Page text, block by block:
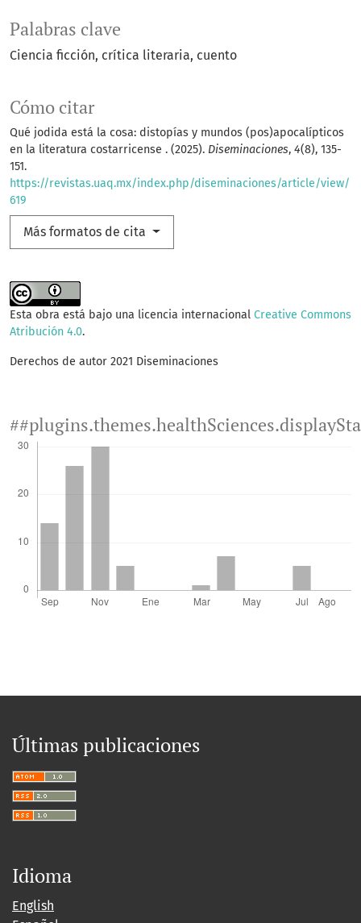
Palabras clave
Ciencia ficción crítica literaria cuento
Cómo citar
Qué jodida está la cosa: distopías y mundos (pos)apocalípticos
en la literatura costarricense . (2025). Diseminaciones, 4(8), 135-
151.
https://revistas.uaq.mx/index.php/diseminaciones/article/view/
619
Más formatos de cita
Esta obra está bajo una licencia internacional Creative Commons
Atribución 4.0.
Derechos de autor 2021 Diseminaciones
Últimas publicaciones
Idioma
English